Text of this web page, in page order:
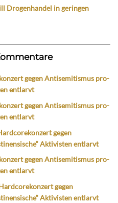
Drogenhandel in geringen
gegen Antisemitismus pro-
entlarvt
gegen Antisemitismus pro-
entlarvt
gegen
Aktivisten entlarvt
gegen Antisemitismus pro-
entlarvt
gegen
Aktivisten entlarvt